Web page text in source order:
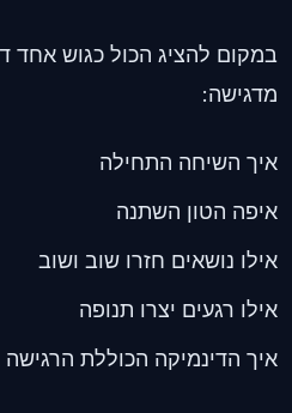
במקום להציג הכול כגוש אחד
מדגישה:
איך השיחה התחילה
איפה הטון השתנה
אילו נושאים חזרו שוב ושוב
אילו רגעים יצרו תנופה
איך הדינמיקה הכוללת